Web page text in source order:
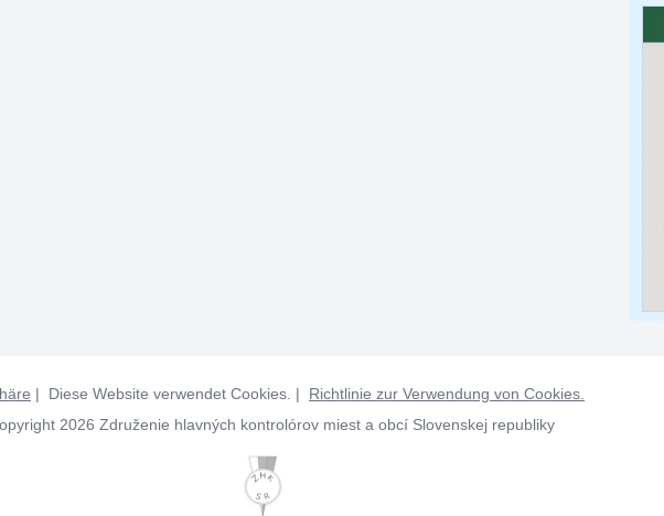
| Diese Website verwendet Cookies. | Richtlinie zur Verwendung von Cookies.
2026 Združenie hlavných kontrolórov miest a obcí Slovenskej republiky